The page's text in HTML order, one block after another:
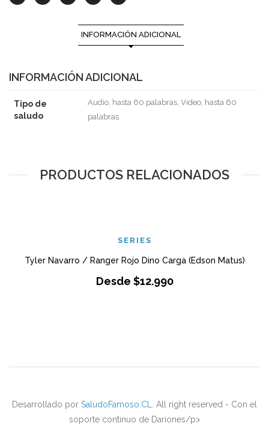
INFORMACIÓN ADICIONAL
INFORMACIÓN ADICIONAL
Tipo de
saludo
Audio, hasta 60 palabras, Video, hasta 60
palabras
PRODUCTOS RELACIONADOS
SERIES
Tyler Navarro / Ranger Rojo Dino Carga (Edson Matus)
Desde $12.990
Desarrollado por SaludoFamoso.CL
. All right reserved - Con el
soporte continuo de Dariones/p>